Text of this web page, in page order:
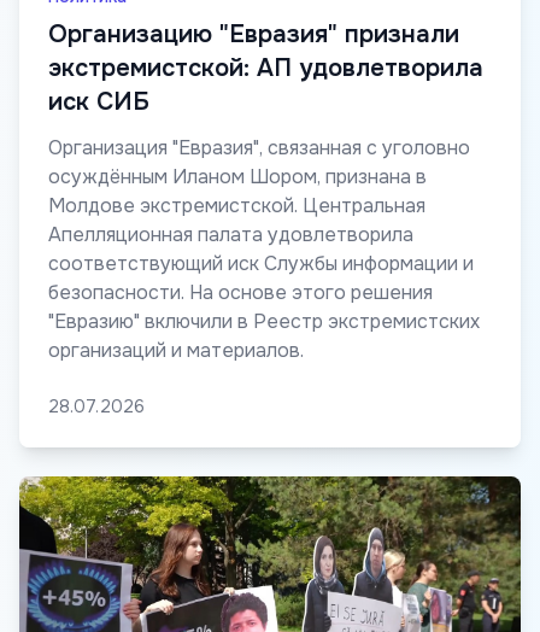
Организацию "Евразия" признали
экстремистской: АП удовлетворила
иск СИБ
Организация "Евразия", связанная с уголовно
осуждённым Иланом Шором, признана в
Молдове экстремистской. Центральная
Апелляционная палата удовлетворила
соответствующий иск Службы информации и
безопасности. На основе этого решения
"Евразию" включили в Реестр экстремистских
организаций и материалов.
28.07.2026